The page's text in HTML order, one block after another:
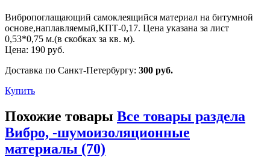
Вибропоглащающий самоклеящийся материал на битумной
основе,наплавляемый,КПТ-0,17. Цена указана за лист
0,53*0,75 м.(в скобках за кв. м).
Цена: 190 руб.
Доставка по Санкт-Петербургу: 300 руб.
Купить
Похожие товары Все товары раздела
Вибро, -шумоизоляционные
материалы (70)